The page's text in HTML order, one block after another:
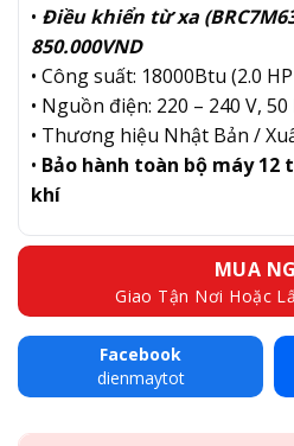
• Điều khiển từ xa
850.000VND
• Công suất: 18000Btu (2.0
• Nguồn điện: 220 – 240 V,
• Thương hiệu Nhật Bản /
• Bảo hành toàn bộ máy 12
khí
MUA
Giao Tận Nơi Hoặc
Facebook
dienmaytot